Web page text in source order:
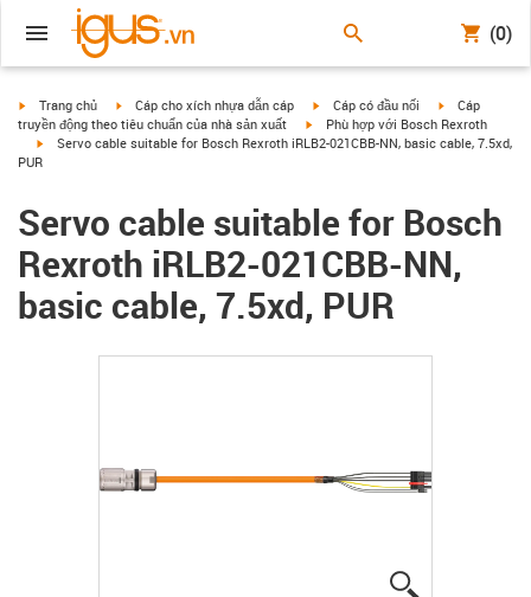
(0)
igus-icon-arrow-right
Trang chủ igus-icon-arrow-right
Cáp cho xích nhựa dẫn cáp igus-icon-arrow-right
Cáp có đầu nối igus-icon-
Cáp
truyền động theo tiêu chuẩn của nhà sản xuất
igus-icon-arrow-right
Phù hợp với Bosch Rexroth
igus-icon-arrow-right
Servo cable suitable for Bosch Rexroth iRLB2-021CBB-NN, basic cable, 7.5xd,
PUR
Servo cable suitable for Bosch
Rexroth iRLB2-021CBB-NN,
basic cable, 7.5xd, PUR